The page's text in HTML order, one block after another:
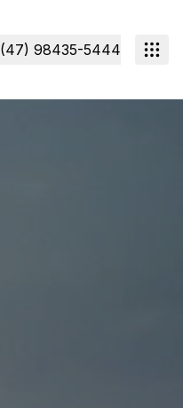
(47) 98435-5444